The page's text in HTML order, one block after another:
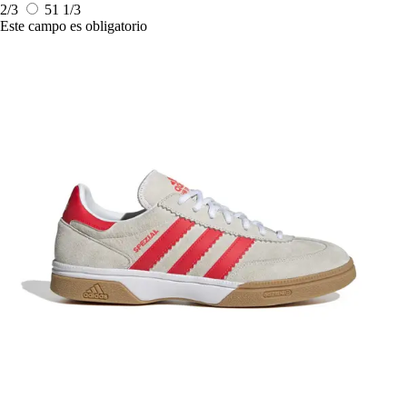
2/3
51 1/3
Este campo es obligatorio